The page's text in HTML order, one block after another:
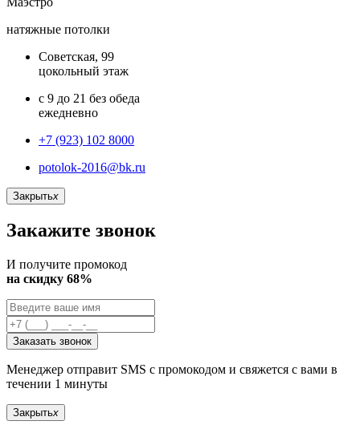
натяжные потолки
Советская, 99
цокольный этаж
с 9 до 21 без обеда
ежедневно
+7 (923) 102 8000
potolok-2016@bk.ru
Закрытьx
Закажите звонок
И получите промокод
на скидку 68%
Заказать звонок
Менеджер отправит SMS с промокодом и свяжется с вами в
течении 1 минуты
Закрытьx